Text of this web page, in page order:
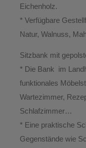
Eichenholz.
* Verfügbare
Natur, Walnuss,
Sitzbank mit
* Die Bank im
funktionales
Wartezimmer,
Schlafzimmer…
* Eine praktische
Gegenstände wie